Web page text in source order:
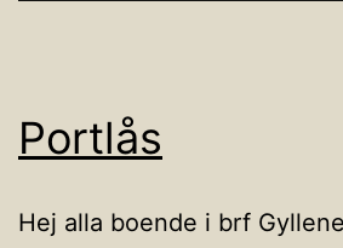
Portlås
Hej alla boende i brf